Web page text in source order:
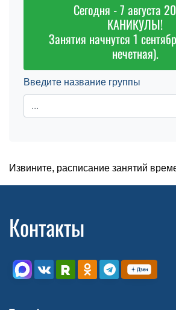
Сегодня - 7 августа
КАНИКУЛЫ!
Занятия начнутся 1
нечетная).
Введите название группы
Извините, расписание занятий
Контакты